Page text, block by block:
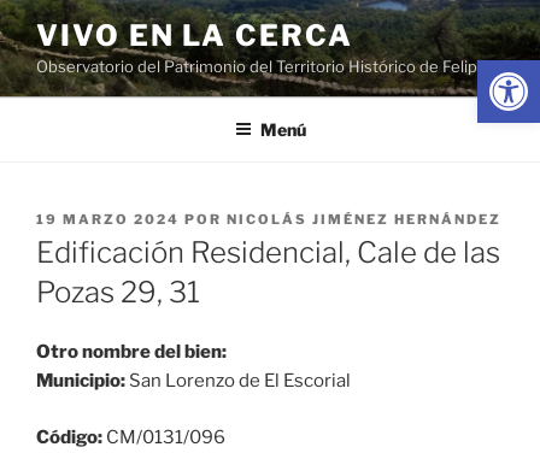
Abrir
Saltar
al
contenido
VIVO EN LA CERCA
Observatorio del Patrimonio del Territorio Histórico de Felipe II
Menú
PUBLICADO
EL
19 MARZO 2024 POR NICOLÁS JIMÉNEZ HERNÁNDEZ
Edificación Residencial, Cale de las
Pozas 29, 31
Otro nombre del bien:
Municipio: San Lorenzo de El Escorial
Código: CM/0131/096